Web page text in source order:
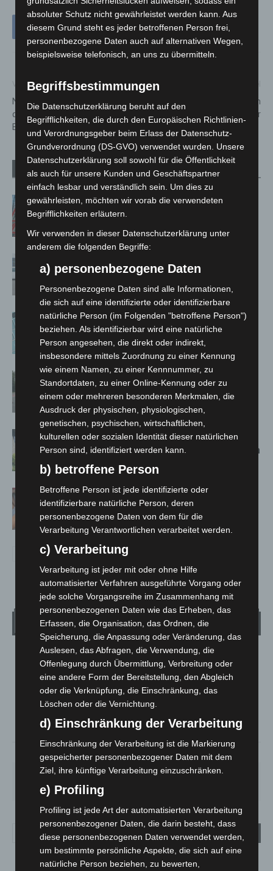
Vorheriger Artikel
Neugründung des Verbandes
der Feuerwehren der
Europäischen Union
10. ZOO-RUN feiert Jubiläum
im Erlebnis-Zoo Hannover
Verwandte Artikel Mehr vom Autor
A2: Zweite Turbobaustelle startet
zwischen Hannover-West und
Bothfeld
kehren nach Waldbrandeinsatz aus
Spanien zurück
Anklage nach Abschaltung von
„Archetyp Market“ erhoben
Hannover: Polizei stoppt 166
Trunkenheitsfahrten bei
Großkontrolle
Schwarz Digits und Zscaler starten
souveräne Cloud-Sicherheitsplattform
für Europa
Warn-App: Jeder Zweite weiß nach
Handy-Warnung nicht, was zu tun ist
Wetter
LANGENHAGEN
Klarer Himmel
17°C 17.7°
16.6°
66% 2.7m/s
SO.
34°
MO.
29°
DI. MI.
absoluter Schutz nicht gewährleistet werden kann. Aus
diesem Grund steht es jeder betroffenen Person frei,
personenbezogene Daten auch auf alternativen Wegen,
beispielsweise telefonisch, an uns zu übermitteln.
Begriffsbestimmungen
Die Datenschutzerklärung beruht auf den
Begrifflichkeiten, die durch den Europäischen Richtlinien-
und Verordnungsgeber beim Erlass der Datenschutz-
Grundverordnung (DS-GVO) verwendet wurden. Unsere
Datenschutzerklärung soll sowohl für die Öffentlichkeit
als auch für unsere Kunden und Geschäftspartner
einfach lesbar und verständlich sein. Um dies zu
gewährleisten, möchten wir vorab die verwendeten
Begrifflichkeiten erläutern.
Wir verwenden in dieser Datenschutzerklärung unter
anderem die folgenden Begriffe:
a) personenbezogene Daten
Personenbezogene Daten sind alle Informationen,
die sich auf eine identifizierte oder identifizierbare
natürliche Person (im Folgenden "betroffene Person")
beziehen. Als identifizierbar wird eine natürliche
Person angesehen, die direkt oder indirekt,
insbesondere mittels Zuordnung zu einer Kennung
wie einem Namen, zu einer Kennnummer, zu
Standortdaten, zu einer Online-Kennung oder zu
einem oder mehreren besonderen Merkmalen, die
Ausdruck der physischen, physiologischen,
genetischen, psychischen, wirtschaftlichen,
kulturellen oder sozialen Identität dieser natürlichen
Person sind, identifiziert werden kann.
b) betroffene Person
Betroffene Person ist jede identifizierte oder
identifizierbare natürliche Person, deren
personenbezogene Daten von dem für die
Verarbeitung Verantwortlichen verarbeitet werden.
c) Verarbeitung
Verarbeitung ist jeder mit oder ohne Hilfe
automatisierter Verfahren ausgeführte Vorgang oder
jede solche Vorgangsreihe im Zusammenhang mit
personenbezogenen Daten wie das Erheben, das
Erfassen, die Organisation, das Ordnen, die
Speicherung, die Anpassung oder Veränderung, das
Auslesen, das Abfragen, die Verwendung, die
Offenlegung durch Übermittlung, Verbreitung oder
eine andere Form der Bereitstellung, den Abgleich
oder die Verknüpfung, die Einschränkung, das
Löschen oder die Vernichtung.
d) Einschränkung der Verarbeitung
Einschränkung der Verarbeitung ist die Markierung
gespeicherter personenbezogener Daten mit dem
Ziel, ihre künftige Verarbeitung einzuschränken.
e) Profiling
Profiling ist jede Art der automatisierten Verarbeitung
personenbezogener Daten, die darin besteht, dass
diese personenbezogenen Daten verwendet werden,
um bestimmte persönliche Aspekte, die sich auf eine
natürliche Person beziehen, zu bewerten,